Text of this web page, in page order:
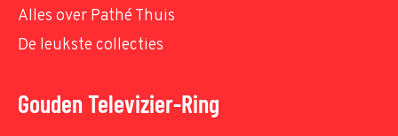
Alles over Pathé Thuis
De leukste collecties
Gouden Televizier-Ring